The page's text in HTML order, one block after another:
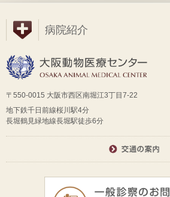
病院紹介
〒550-0015 大阪市西区南堀江3丁目7-22
地下鉄千日前線桜川駅4分
長堀鶴見緑地線長堀駅徒歩6分